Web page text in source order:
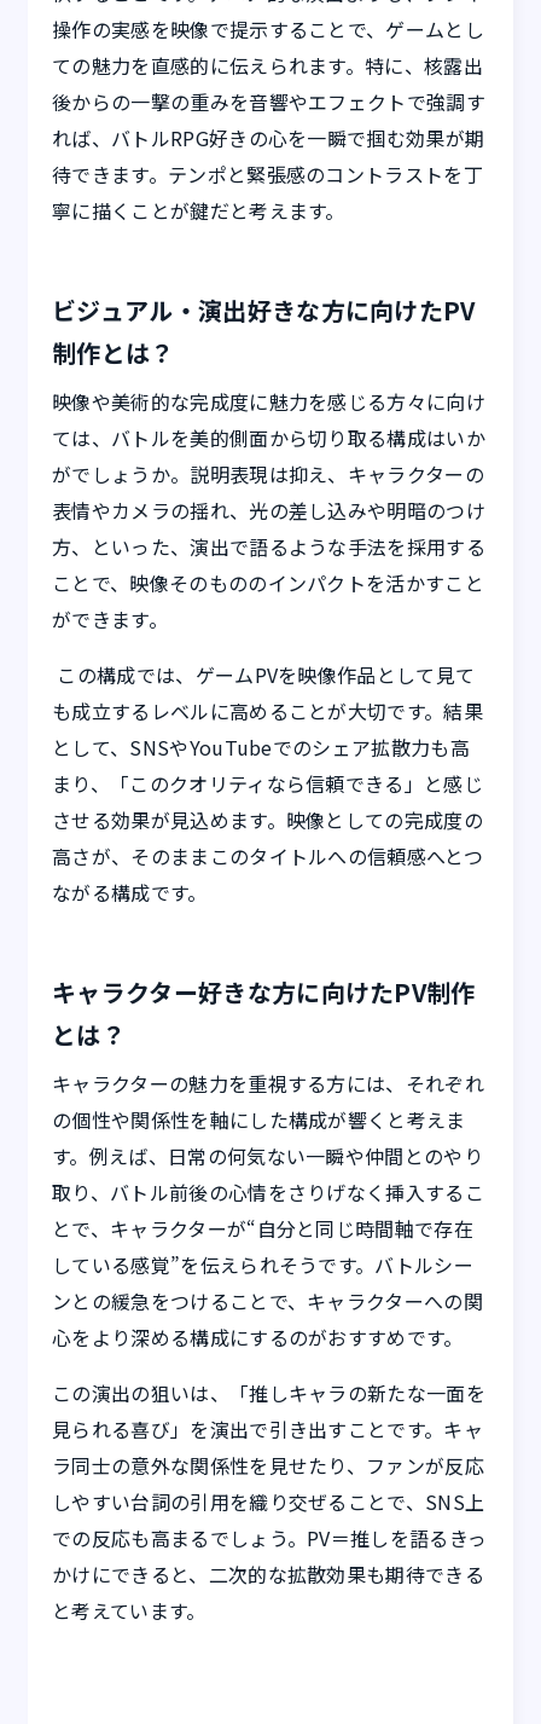
操作の実感を映像で提示することで、ゲームとし
ての魅力を直感的に伝えられます。特に、核露出
後からの一撃の重みを音響やエフェクトで強調す
れば、バトルRPG好きの心を一瞬で掴む効果が期
待できます。テンポと緊張感のコントラストを丁
寧に描くことが鍵だと考えます。
ビジュアル・演出好きな方に向けたPV
制作とは？
映像や美術的な完成度に魅力を感じる方々に向け
ては、バトルを美的側面から切り取る構成はいか
がでしょうか。説明表現は抑え、キャラクターの
表情やカメラの揺れ、光の差し込みや明暗のつけ
方、といった、演出で語るような手法を採用する
ことで、映像そのもののインパクトを活かすこと
ができます。
この構成では、ゲームPVを映像作品として見て
も成立するレベルに高めることが大切です。結果
として、SNSやYouTubeでのシェア拡散力も高
まり、「このクオリティなら信頼できる」と感じ
させる効果が見込めます。映像としての完成度の
高さが、そのままこのタイトルへの信頼感へとつ
ながる構成です。
キャラクター好きな方に向けたPV制作
とは？
キャラクターの魅力を重視する方には、それぞれ
の個性や関係性を軸にした構成が響くと考えま
す。例えば、日常の何気ない一瞬や仲間とのやり
取り、バトル前後の心情をさりげなく挿入するこ
とで、キャラクターが“自分と同じ時間軸で存在
している感覚”を伝えられそうです。バトルシー
ンとの緩急をつけることで、キャラクターへの関
心をより深める構成にするのがおすすめです。
この演出の狙いは、「推しキャラの新たな一面を
見られる喜び」を演出で引き出すことです。キャ
ラ同士の意外な関係性を見せたり、ファンが反応
しやすい台詞の引用を織り交ぜることで、SNS上
での反応も高まるでしょう。PV＝推しを語るきっ
かけにできると、二次的な拡散効果も期待できる
と考えています。